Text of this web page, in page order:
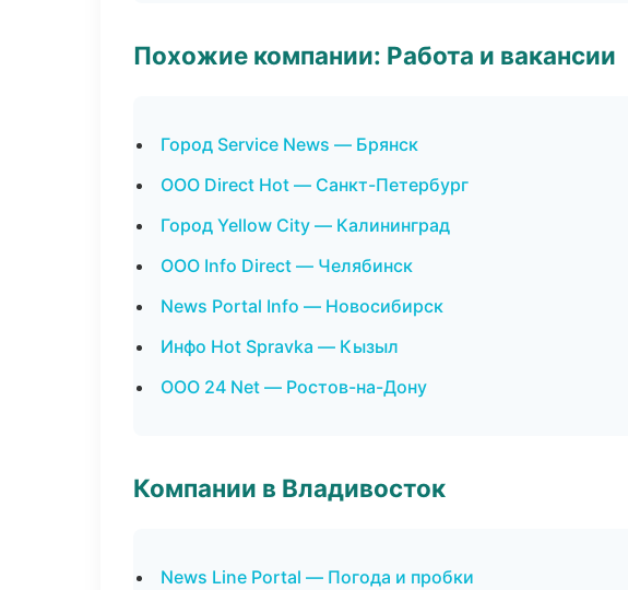
Похожие компании: Работа и вакансии
Город Service News — Брянск
ООО Direct Hot — Санкт-Петербург
Город Yellow City — Калининград
ООО Info Direct — Челябинск
News Portal Info — Новосибирск
Инфо Hot Spravka — Кызыл
ООО 24 Net — Ростов-на-Дону
Компании в Владивосток
News Line Portal — Погода и пробки